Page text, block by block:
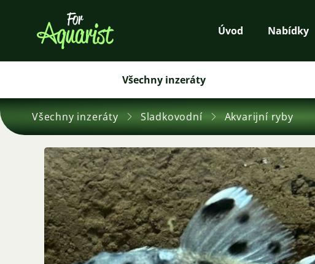
Úvod Nabídky
Všechny inzeráty
Všechny inzeráty Sladkovodní Akvarijní ryby